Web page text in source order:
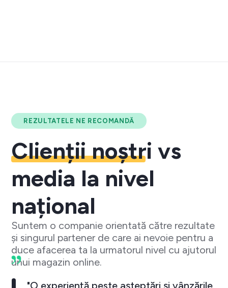
REZULTATELE NE RECOMANDĂ
Clienții noștri vs
media la nivel
național
Suntem o companie orientată către rezultate
și singurul partener de care ai nevoie pentru a
duce afacerea ta la urmatorul nivel cu ajutorul
unui magazin online.
"O experiență peste așteptări și vânzările